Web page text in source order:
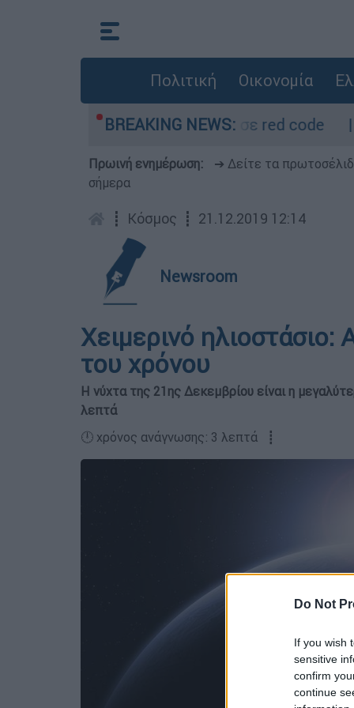
Do Not
If you wish
sensitive
confirm
continue
Πολιτική Οικονομία
BREAKING NEWS:
- Οι περιοχές σε red code
Πρωινή ενημέρωση: ➔ Δείτε τα
σήμερα
┋ Κόσμος ┋ 21.12.2019 12:14
Newsroom
Χειμερινό
του χρόνου
Η νύχτα της 21ης Δεκεμβρίου είναι η
λεπτά
🕛 χρόνος ανάγνωσης: 3 λεπτά ┋